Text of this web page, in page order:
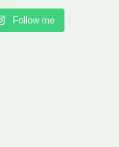
Follow me